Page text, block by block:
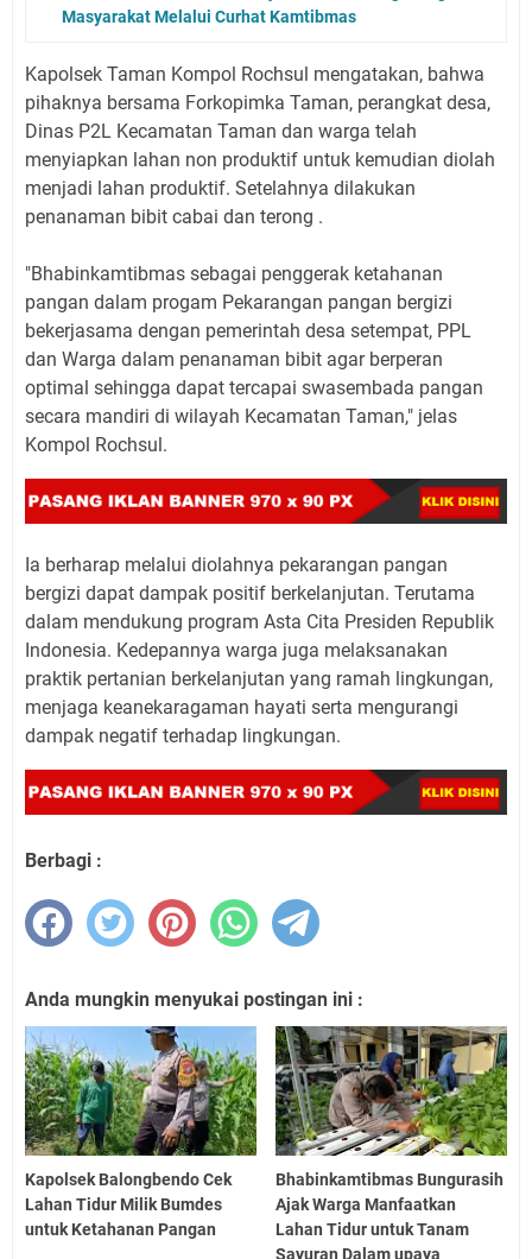
Masyarakat Melalui Curhat Kamtibmas
Kapolsek Taman Kompol Rochsul mengatakan, bahwa
pihaknya bersama Forkopimka Taman, perangkat desa,
Dinas P2L Kecamatan Taman dan warga telah
menyiapkan lahan non produktif untuk kemudian diolah
menjadi lahan produktif. Setelahnya dilakukan
penanaman bibit cabai dan terong .
"Bhabinkamtibmas sebagai penggerak ketahanan
pangan dalam progam Pekarangan pangan bergizi
bekerjasama dengan pemerintah desa setempat, PPL
dan Warga dalam penanaman bibit agar berperan
optimal sehingga dapat tercapai swasembada pangan
secara mandiri di wilayah Kecamatan Taman," jelas
Kompol Rochsul.
Ia berharap melalui diolahnya pekarangan pangan
bergizi dapat dampak positif berkelanjutan. Terutama
dalam mendukung program Asta Cita Presiden Republik
Indonesia. Kedepannya warga juga melaksanakan
praktik pertanian berkelanjutan yang ramah lingkungan,
menjaga keanekaragaman hayati serta mengurangi
dampak negatif terhadap lingkungan.
Berbagi :
Anda mungkin menyukai postingan ini :
Kapolsek Balongbendo Cek
Lahan Tidur Milik Bumdes
untuk Ketahanan Pangan
Bhabinkamtibmas Bungurasih
Ajak Warga Manfaatkan
Lahan Tidur untuk Tanam
Sayuran Dalam upaya